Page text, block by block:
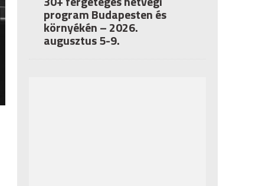
program Budapesten és
környékén – 2026.
augusztus 5-9.